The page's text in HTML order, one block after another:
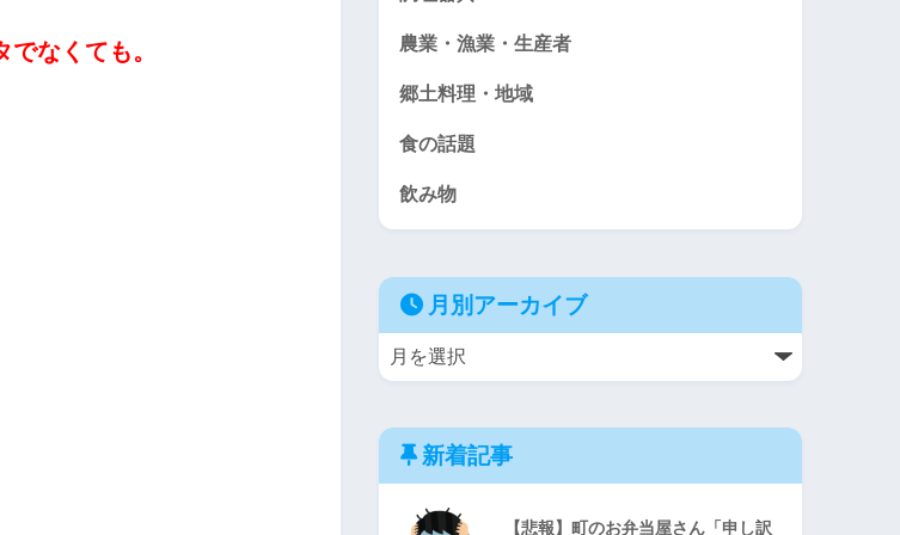
なくても。 農業・漁業・生産者
郷土料理・地域
食の話題
飲み物
月別アーカイブ
新着記事
【悲報】町のお弁当屋さん「申し訳